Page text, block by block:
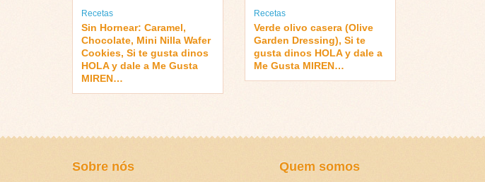
Recetas
Sin Hornear: Caramel,
Chocolate, Mini Nilla Wafer
Cookies, Si te gusta dinos
HOLA y dale a Me Gusta
MIREN…
Recetas
Verde olivo casera (Olive
Garden Dressing), Si te
gusta dinos HOLA y dale a
Me Gusta MIREN…
Sobre nós Quem somos